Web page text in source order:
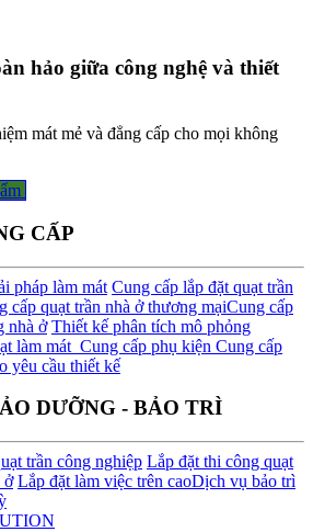
hảo giữa công nghệ và thiết
mát mẻ và đẳng cấp cho mọi không
CẤP
pháp làm mát Cung cấp lắp đặt quạt trần
cấp quạt trần nhà ở thương mạiCung cấp
nhà ở Thiết kế phân tích mô phỏng
làm mát Cung cấp phụ kiện Cung cấp
yêu cầu thiết kế
DƯỠNG - BẢO TRÌ
trần công nghiệp Lắp đặt thi công quạt
ở Lắp đặt làm việc trên caoDịch vụ bảo trì